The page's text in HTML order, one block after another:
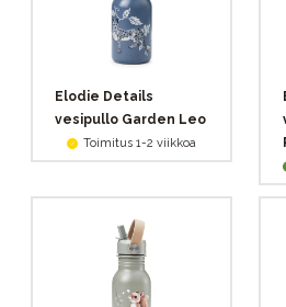
Elodie Details
vesipullo Garden Leo
Toimitus 1-2 viikkoa